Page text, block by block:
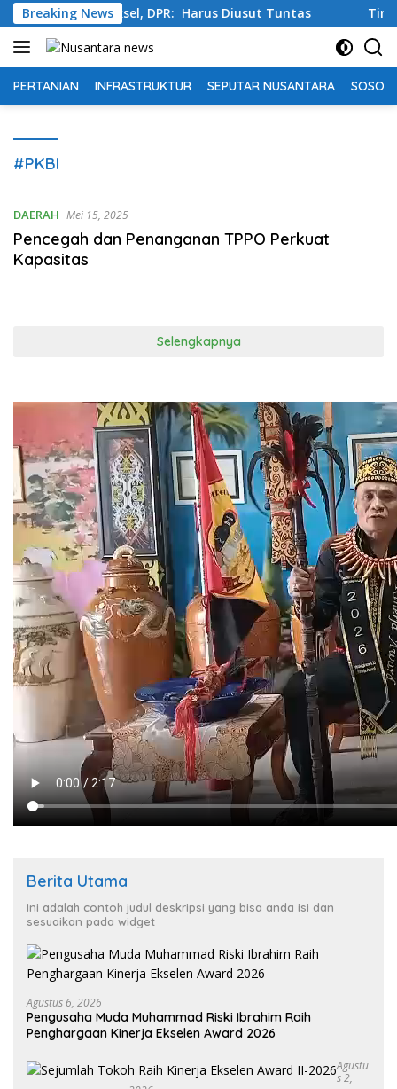
Langsung
ke
konten
Breaking News
Jaksel, DPR: Harus Diusut Tuntas Tingkatkan
PERTANIAN INFRASTRUKTUR SEPUTAR NUSANTARA SOSOK
#PKBI
DAERAH Mei 15, 2025
Pencegah dan Penanganan TPPO Perkuat
Kapasitas
Selengkapnya
Berita Utama
Ini adalah contoh judul deskripsi yang bisa anda isi dan
sesuaikan pada widget
Agustus 6, 2026
Pengusaha Muda Muhammad Riski Ibrahim Raih
Penghargaan Kinerja Ekselen Award 2026
Agustu
S 2,